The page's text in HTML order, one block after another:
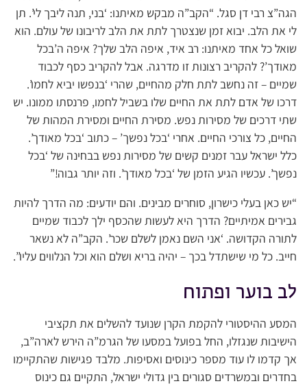
הגה”צ רבי דן סגל. “הקב”ה מבקש מאיתנו: ‘בני, תנה ליבך לי’. תן
לי את הלב. יבוא זמן שנצטרך לתת את הלב לריבונו של עולם. הוא
שואל כל אחד מאיתנו: רב איד, איפה הלב שלך? איפה ה’בכל
מאודך’? להקריב רצונות זו מדרגה. אבל להקריב כסף לכבוד
שמיים – זה נחשב לתת חלק מהחיים, שהרי ‘בנפשו יביא לחמו’.
דרכו של אדם לתת את החיים שלו בשביל לחמו, פרנסתו ממונו. יש
שתי דרכים של מסירות נפש. מסירת החיים ומסירת המהות של
החיים, כל צורכי החיים. אחרי ‘בכל נפשך’ – כתוב ‘בכל מאודך’.
כלל ישראל עבר זמנים קשים של מסירות נפש בבחינה של ‘בכל
נפשך’. עכשיו הגיע הזמן של ‘בכל מאודך’. וזה יותר גבוה!”
“יש כאן בעלי כישרון, סוחרים מבינים. והם יודעים: מה הדרך להיות
גבירים אמיתיים? הדרך היא לעשות שהכסף ילך לכבוד שמיים
לתורה הקדושה. ‘אני השם נאמן לשלם שכר’. הקב”ה לא נשאר
חייב. כל מי שישתדל בכך – יהיה בריא ושלם הוא וכל הנלווים עליו”.
לב בוער ופתוח
המסע ההיסטורי להקמת הקרן שנועד להשלים את תקציבי
הישיבות שנגזלו, החל בפועל במסעו של הגרמ”ה הירש לארה”ב,
אך קדמו לו עוד מספר כינוסים ואסיפות. מלבד פגישות שהתקיימו
בחדרים ובמשרדים סגורים בין גדולי ישראל, התקיים גם כינוס